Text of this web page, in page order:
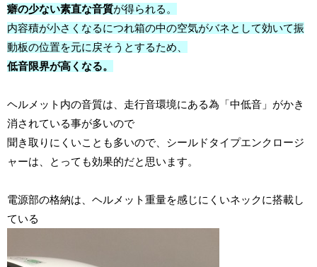
癖の少ない素直な音質が得られる。
内容積が小さくなるにつれ箱の中の空気がバネとして効いて振
動板の位置を元に戻そうとするため、
低音限界が高くなる。
ヘルメット内の音質は、走行音環境にある為「中低音」がかき
消されている事が多いので
聞き取りにくいことも多いので、シールドタイプエンクロージ
ャーは、とっても効果的だと思います。
電源部の格納は、ヘルメット重量を感じにくいネックに搭載し
ている